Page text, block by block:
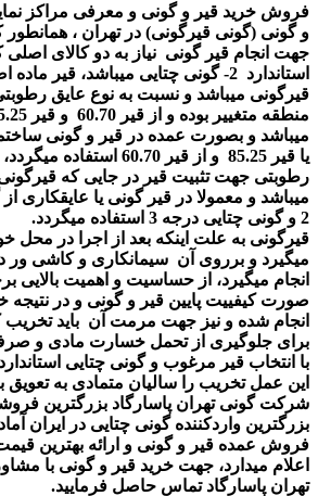
فروش خرید قیر و گونی و معرفی مراکز
و گونی (گونی قیرگونی) در تهران ،
استاندارد 2- گونی چتایی میباشد، قیر
قیرگونی میباشد و نسبت به نوع عایق
میباشد و بصورت عمده در قیر و گونی
یا قیر 85.25 و از قیر 60.70
رطوبتی جهت تثبیت قیر در جایی که
میباشد و معمولا در قیر گونی یا عایقکاری
2 و گونی چتایی درجه 3 استفاده میگردد
.
قیرگونی به علت اینکه بعد از اجرا در محل
میگیرد و برروی آن سیمانکاری و کاشی ور
انجام میگیرد، از حساسیت و اهمیت بالایی
صورت کیفییت پایین قیر و گونی و در نتیجه
انجام شده و نیز جهت مرمت آن باید
برای جلوگیری از تحمل خسارت مادی و صرف
با انتخاب قیر مرغوب و گونی چتایی
این عمل تخریب را سالیان متمادی به تعویق
شرکت گونی تهران پاسارگاد بزرگترین
بزرگترین واردکننده گونی چتایی در ایران
فروش عمده قیر و گونی و ارائه بهترین
اعلام میدارد، جهت خرید قیر و گونی با
تهران پاسارگاد تماس حاصل فرمایید.